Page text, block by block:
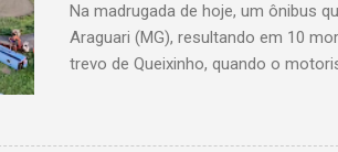
Na madrugada de hoje, um ônibus
Araguari (MG), resultando em 10
trevo de Queixinho, quando o
oito anos. Nove dos feridos estão